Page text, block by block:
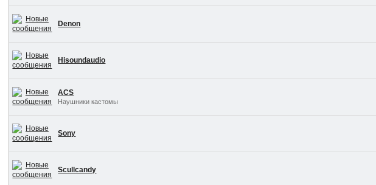
Denon
Hisoundaudio
ACS
Наушники кастомы
Sony
Scullcandy